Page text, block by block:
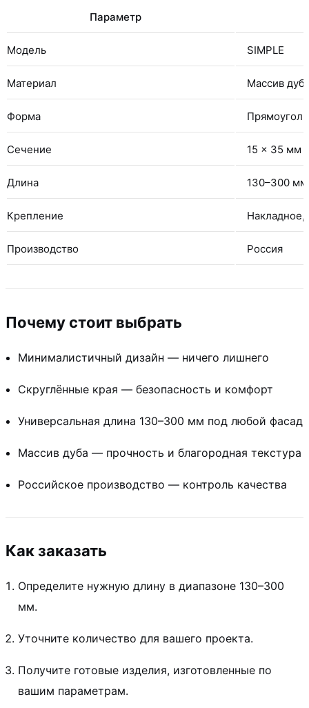
Параметр
Модель SIMPLE
Материал Массив
Форма
Сечение 15 × 35 мм
Длина 130–300 мм
Крепление Накладное,
Производство Россия
Почему стоит выбрать
Минималистичный дизайн — ничего лишнего
Скруглённые края — безопасность и комфорт
Универсальная длина 130–300 мм под любой фасад
Массив дуба — прочность и благородная текстура
Российское производство — контроль качества
Как заказать
Определите нужную длину в диапазоне 130–300
мм.
Уточните количество для вашего проекта.
Получите готовые изделия, изготовленные по
вашим параметрам.